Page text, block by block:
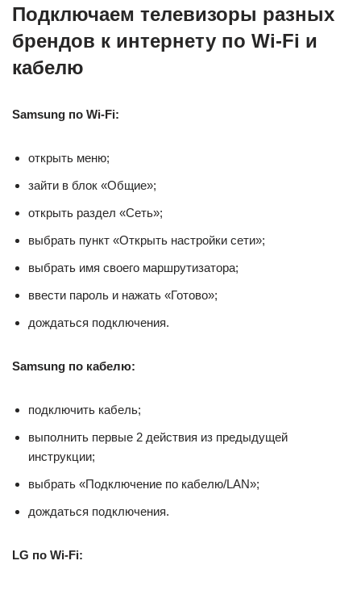
Подключаем телевизоры разных
брендов к интернету по Wi-Fi и
кабелю
Samsung по Wi-Fi:
открыть меню;
зайти в блок «Общие»;
открыть раздел «Сеть»;
выбрать пункт «Открыть настройки сети»;
выбрать имя своего маршрутизатора;
ввести пароль и нажать «Готово»;
дождаться подключения.
Samsung по кабелю:
подключить кабель;
выполнить первые 2 действия из предыдущей
инструкции;
выбрать «Подключение по кабелю/LAN»;
дождаться подключения.
LG по Wi-Fi: